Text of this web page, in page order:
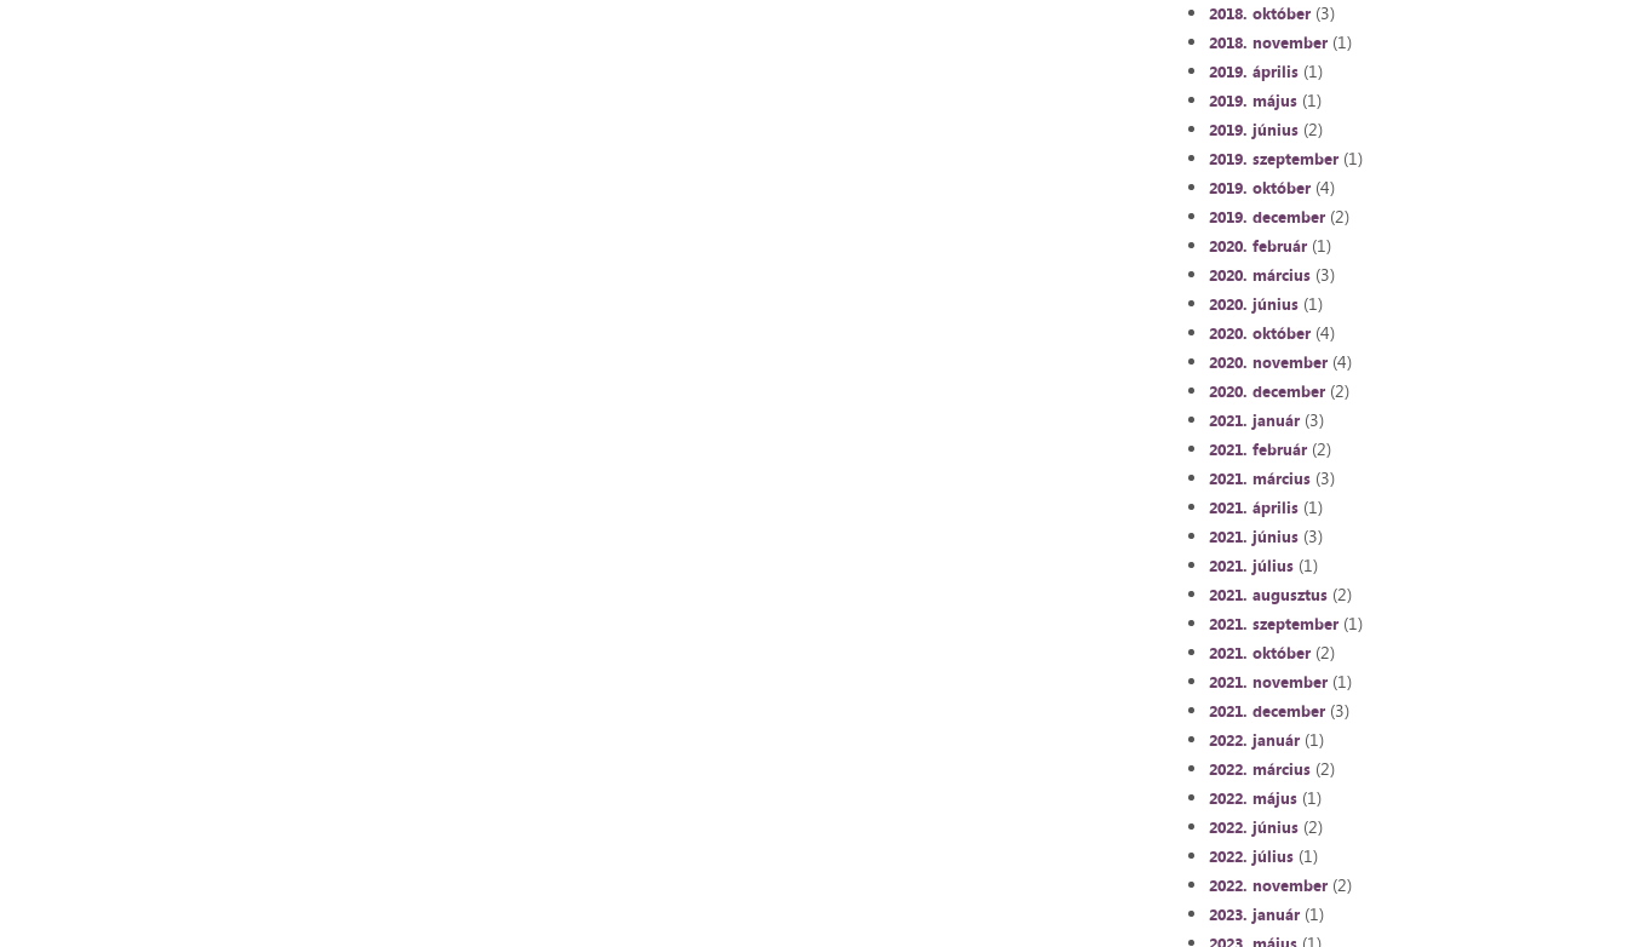
2018. október (3)
2018. november (1)
2019. április (1)
2019. május (1)
2019. június (2)
2019. szeptember (1)
2019. október (4)
2019. december (2)
2020. február (1)
2020. március (3)
2020. június (1)
2020. október (4)
2020. november (4)
2020. december (2)
2021. január (3)
2021. február (2)
2021. március (3)
2021. április (1)
2021. június (3)
2021. július (1)
2021. augusztus (2)
2021. szeptember (1)
2021. október (2)
2021. november (1)
2021. december (3)
2022. január (1)
2022. március (2)
2022. május (1)
2022. június (2)
2022. július (1)
2022. november (2)
2023. január (1)